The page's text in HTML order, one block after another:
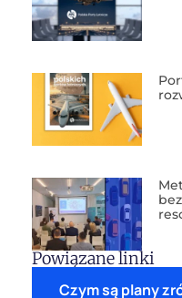
Powiązane linki
Czym są plany